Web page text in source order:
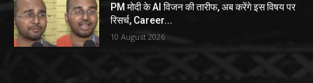
PM मोदी के AI विजन की तारीफ, अब करेंगे इस विषय पर
रिसर्च, Career...
10 August 2026